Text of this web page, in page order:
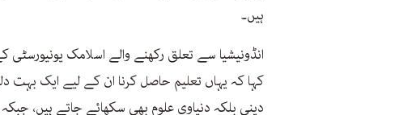
ہیں۔
انڈونیشیا سے تعلق رکھنے والے اسلامک
کہا کہ یہاں تعلیم حاصل کرنا ان کے لیے ایک بہت
دینی بلکہ دنیاوی علوم بھی سکھائے جاتے ہیں،